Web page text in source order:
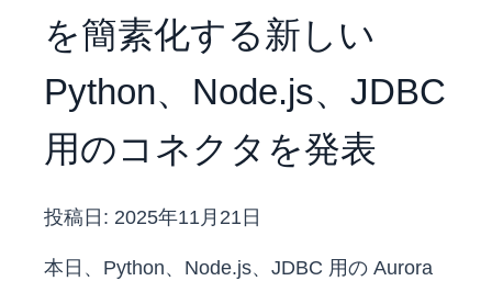
を簡素化する新しい
Python、Node.js、JDBC
用のコネクタを発表
投稿日: 2025年11月21日
本日、Python、Node.js、JDBC 用の Aurora